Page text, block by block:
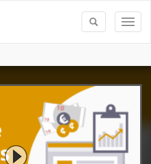
Toggle
search